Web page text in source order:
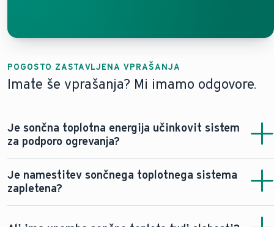
POGOSTO ZASTAVLJENA VPRAŠANJA
Imate še vprašanja? Mi imamo odgovore.
Je sončna toplotna energija učinkovit sistem
za podporo ogrevanja?
vaših ogrevalnih sistemov. Za razliko od fotovoltaike
lahko neposredno segreva vodo s pomočjo sončne
energije in ne proizvaja samo električne energije.
Je namestitev sončnega toplotnega sistema
zapletena?